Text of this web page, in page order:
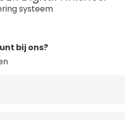
systeem
bij ons?